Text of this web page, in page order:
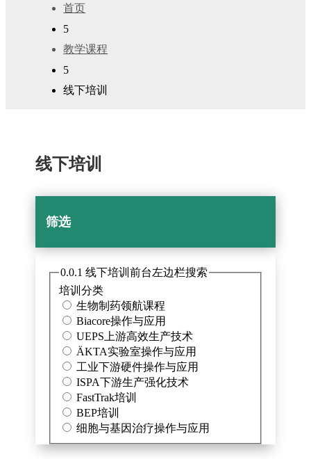
首页
5
教学课程
5
线下培训
线下培训
筛选
0.0.1 线下培训前台左边栏搜索
培训分类
生物制药领航课程
Biacore操作与应用
UEPS上游高效生产技术
ÄKTA实验室操作与应用
工业下游硬件操作与应用
ISPA下游生产强化技术
FastTrak培训
BEP培训
细胞与基因治疗操作与应用